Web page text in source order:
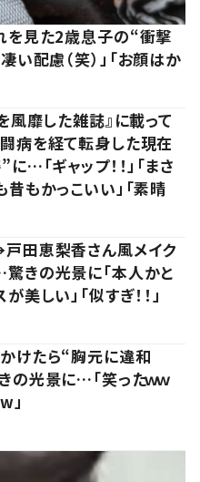
を見た2歳息子の“衝撃
配慮（笑）」「お顔はか
風靡した雑誌』に載って
病を経て転身した現在
…「ギャップ！！」「まさ
昔もかっこいい」「素晴
田恵梨香さん風メイク
きの光景に「本人かと
美しい」「似すぎ！！」
けたら“胸元に違和
の光景に…「笑ったｗｗ
」